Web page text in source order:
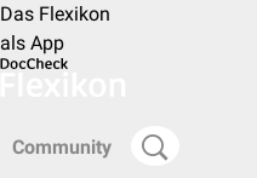
Das Flexikon
als App
Community